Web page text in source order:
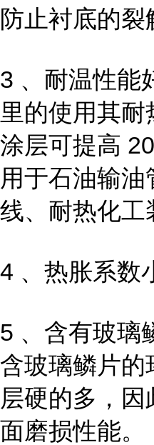
防止衬底的裂
3 、耐温性能
里的使用其
涂层可提高
用于石油输
线、耐热化工
4 、热胀系数
5 、含有玻璃
含玻璃鳞片的
层硬的多，
面磨损性能。